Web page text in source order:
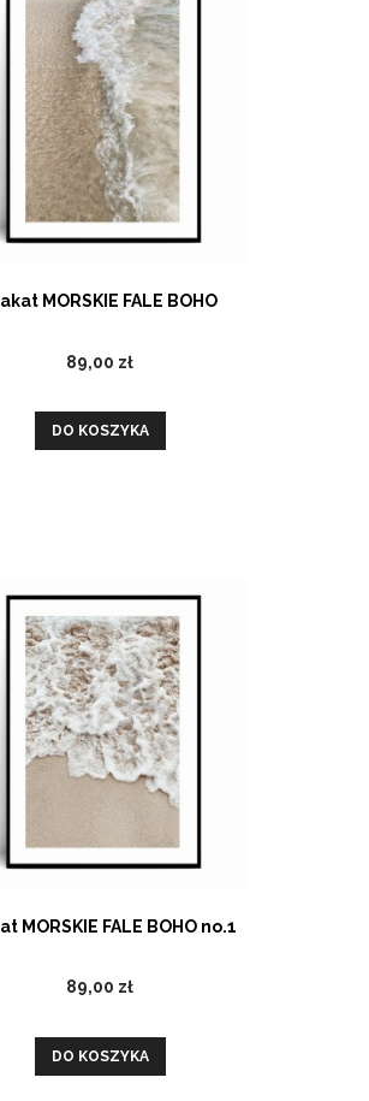
MORSKIE FALE BOHO
89,00 zł
DO KOSZYKA
MORSKIE FALE BOHO no.1
89,00 zł
DO KOSZYKA